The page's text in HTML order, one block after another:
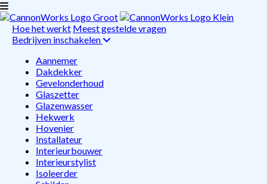
Hoe het werkt Meest gestelde vragen
Bedrijven inschakelen
Aannemer
Dakdekker
Gevelonderhoud
Glaszetter
Glazenwasser
Hekwerk
Hovenier
Installateur
Interieurbouwer
Interieurstylist
Isoleerder